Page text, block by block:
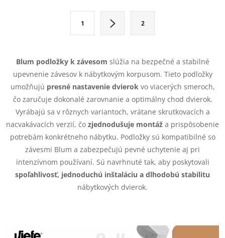
a
e
k
a
n
1 2
Blum podložky k závesom slúžia na bezpečné a stabilné
upevnenie závesov k nábytkovým korpusom. Tieto podložky
umožňujú presné nastavenie dvierokvo viacerých smeroch,
čo zaručuje dokonalé zarovnanie a optimálny chod dvierok.
Vyrábajú sa v rôznych variantoch, vrátane skrutkovacích a
nacvakávacích verzií, čo zjednodušuje montáž a prispôsobenie
potrebám konkrétneho nábytku. Podložky sú kompatibilné so
závesmi Blum a zabezpečujú pevné uchytenie aj pri
intenzívnom používaní. Sú navrhnuté tak, aby poskytovali
spoľahlivosť, jednoduchú inštaláciu a dlhodobú stabilitu
nábytkových dvierok.